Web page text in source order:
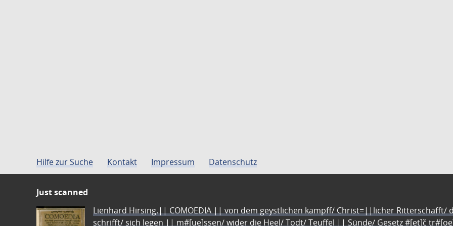
Hilfe zur Suche Kontakt Impressum Datenschutz
Just scanned
Lienhard Hirsing.|| COMOEDIA || von dem geystlichen kampff/ Christ=||licher Ritterschafft/
schrifft/ sich legen || m#[ue]ssen/ wider die Heel/ Todt/ Teuffel || Sünde/ Gesetz #[et]c̃